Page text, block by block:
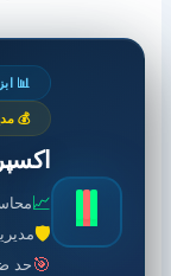
📊
💰
📈
🛡️
🎯 حد